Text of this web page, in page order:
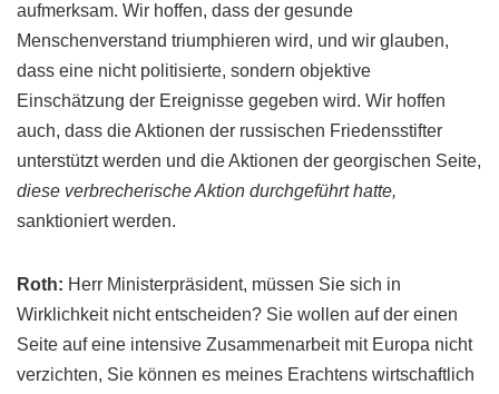
aufmerksam. Wir hoffen, dass der gesunde
Menschenverstand triumphieren wird, und wir glauben,
dass eine nicht politisierte, sondern objektive
Einschätzung der Ereignisse gegeben wird. Wir hoffen
auch, dass die Aktionen der russischen Friedensstifter
unterstützt werden und die Aktionen der georgischen Seite,
diese verbrecherische Aktion durchgeführt hatte,
sanktioniert werden.
Roth: Herr Ministerpräsident, müssen Sie sich in
Wirklichkeit nicht entscheiden? Sie wollen auf der einen
Seite auf eine intensive Zusammenarbeit mit Europa nicht
verzichten, Sie können es meines Erachtens wirtschaftlich